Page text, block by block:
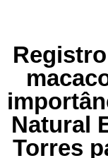
Natural
Torres